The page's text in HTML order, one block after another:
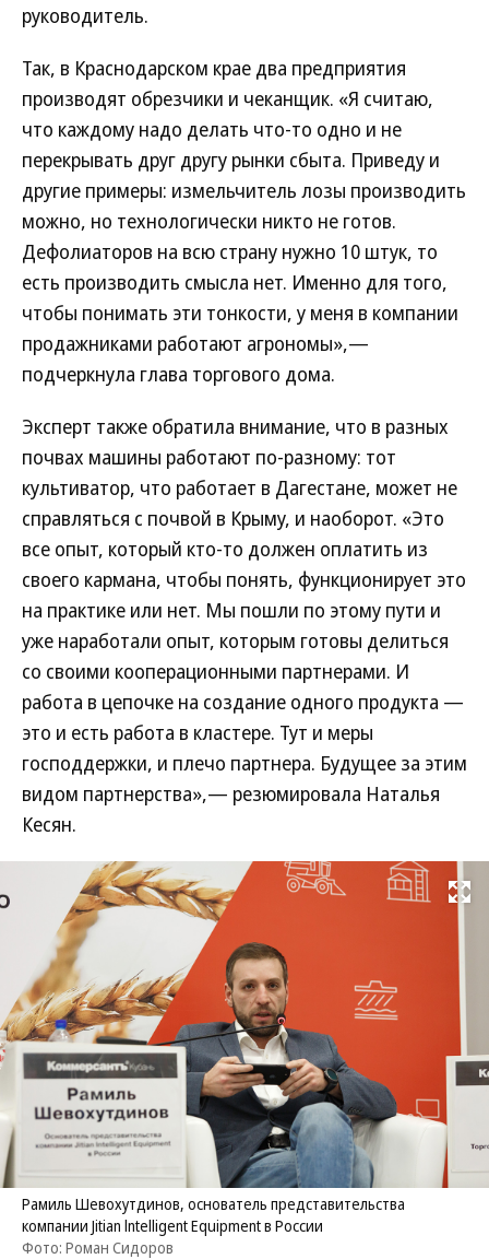
руководитель.
Так, в Краснодарском крае два предприятия
производят обрезчики и чеканщик. «Я считаю,
что каждому надо делать что-то одно и не
перекрывать друг другу рынки сбыта. Приведу и
другие примеры: измельчитель лозы производить
можно, но технологически никто не готов.
Дефолиаторов на всю страну нужно 10 штук, то
есть производить смысла нет. Именно для того,
чтобы понимать эти тонкости, у меня в компании
продажниками работают агрономы»,—
подчеркнула глава торгового дома.
Эксперт также обратила внимание, что в разных
почвах машины работают по-разному: тот
культиватор, что работает в Дагестане, может не
справляться с почвой в Крыму, и наоборот. «Это
все опыт, который кто-то должен оплатить из
своего кармана, чтобы понять, функционирует это
на практике или нет. Мы пошли по этому пути и
уже наработали опыт, которым готовы делиться
со своими кооперационными партнерами. И
работа в цепочке на создание одного продукта —
это и есть работа в кластере. Тут и меры
господдержки, и плечо партнера. Будущее за этим
видом партнерства»,— резюмировала Наталья
Кесян.
Развернуть
Рамиль Шевохутдинов, основатель представительства
компании Jitian lntelligent Equipment в России
Фото: Роман Сидоров